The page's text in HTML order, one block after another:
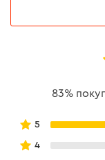
83%
5
4